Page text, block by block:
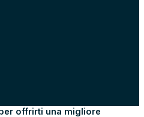
offrirti una migliore